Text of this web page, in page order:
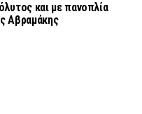
και με πανοπλία
Αβραμάκης